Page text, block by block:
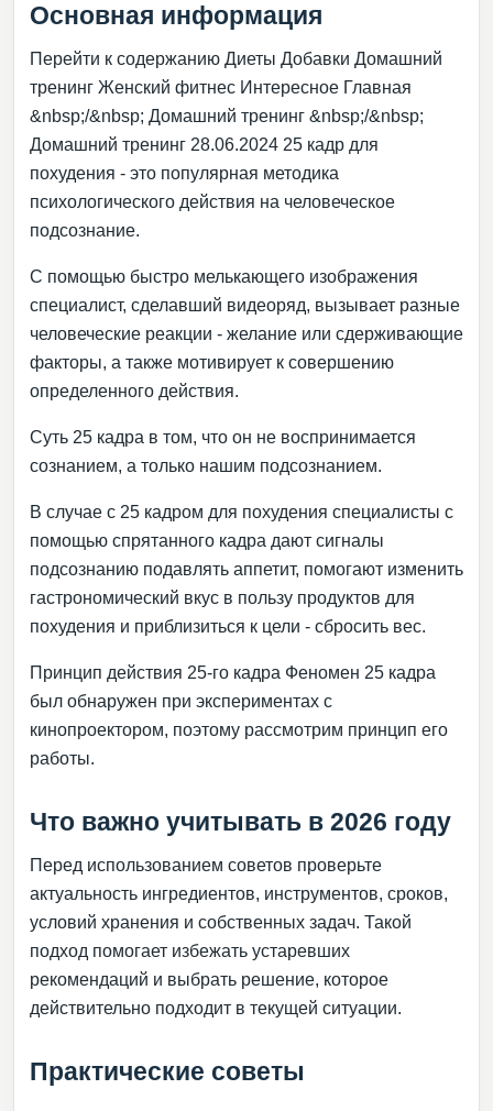
Основная информация
Перейти к содержанию Диеты Добавки Домашний
тренинг Женский фитнес Интересное Главная
&nbsp;/&nbsp; Домашний тренинг &nbsp;/&nbsp;
Домашний тренинг 28.06.2024 25 кадр для
похудения - это популярная методика
психологического действия на человеческое
подсознание.
С помощью быстро мелькающего изображения
специалист, сделавший видеоряд, вызывает разные
человеческие реакции - желание или сдерживающие
факторы, а также мотивирует к совершению
определенного действия.
Суть 25 кадра в том, что он не воспринимается
сознанием, а только нашим подсознанием.
В случае с 25 кадром для похудения специалисты с
помощью спрятанного кадра дают сигналы
подсознанию подавлять аппетит, помогают изменить
гастрономический вкус в пользу продуктов для
похудения и приблизиться к цели - сбросить вес.
Принцип действия 25-го кадра Феномен 25 кадра
был обнаружен при экспериментах с
кинопроектором, поэтому рассмотрим принцип его
работы.
Что важно учитывать в 2026 году
Перед использованием советов проверьте
актуальность ингредиентов, инструментов, сроков,
условий хранения и собственных задач. Такой
подход помогает избежать устаревших
рекомендаций и выбрать решение, которое
действительно подходит в текущей ситуации.
Практические советы